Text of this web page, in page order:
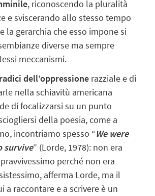
, riconoscendo la pluralità
e sviscerando allo stesso tempo
e la gerarchia che esso impone si
diverse ma sempre
meccanismi.
radici dell’oppressione razziale e di
nella schiavitù americana
di focalizzarsi su un punto
della poesia, come a
incontriamo spesso “We were
survive” (Lorde, 1978): non era
perché non era
afferma Lorde, ma il
a raccontare e a scrivere è un